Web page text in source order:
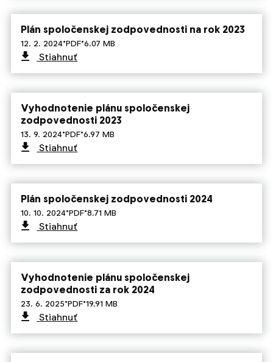
Plán spoločenskej zodpovednosti na rok 2023
12. 2. 2024·PDF·6.07 MB
Stiahnuť
Vyhodnotenie plánu spoločenskej
zodpovednosti 2023
13. 9. 2024·PDF·6.97 MB
Stiahnuť
Plán spoločenskej zodpovednosti 2024
10. 10. 2024·PDF·8.71 MB
Stiahnuť
Vyhodnotenie plánu spoločenskej
zodpovednosti za rok 2024
23. 6. 2025·PDF·19.91 MB
Stiahnuť